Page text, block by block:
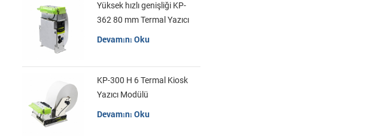
Yüksek hızlı genişliği KP-
362 80 mm Termal Yazıcı
Kiosk
Devamını Oku
KP-300 H 6 Termal Kiosk
Yazıcı Modülü
Devamını Oku